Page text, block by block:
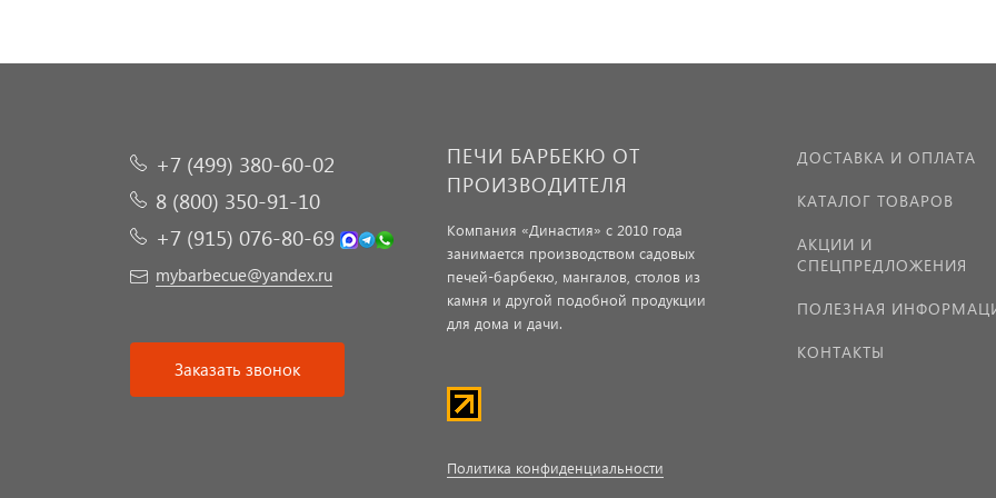
+7 (499) 380-60-02
8 (800) 350-91-10
+7 (915) 076-80-69
mybarbecue@yandex.ru
Заказать звонок
ПЕЧИ БАРБЕКЮ ОТ
ПРОИЗВОДИТЕЛЯ
Компания «Династия» с 2010 года
занимается производством садовых
печей-барбекю, мангалов, столов из
камня и другой подобной продукции
для дома и дачи.
Политика конфиденциальности
ДОСТАВКА И ОПЛАТА
КАТАЛОГ ТОВАРОВ
АКЦИИ И
СПЕЦПРЕДЛОЖЕНИЯ
ПОЛЕЗНАЯ
КОНТАКТЫ